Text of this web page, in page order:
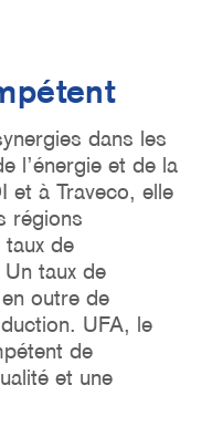
dans les
l’énergie et de la
et à Traveco, elle
régions
de
taux de
outre de
UFA, le
de
et une